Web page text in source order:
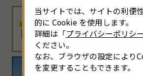
当サイトでは、サイトの利便
的に Cookie を使用します。
詳細は「プライバシーポリシー
ください。
なお、ブラウザの設定により
を変更することもできます。